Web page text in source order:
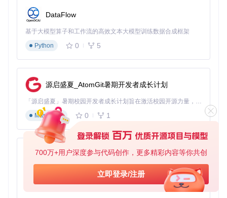
700万+用户深度参与代码创作，更多精彩内容等你共创
立即登录/注册
式"）
保存配置
💡专家提示：修改设置后需要重启游戏和DLSS Swapper才能
使配置生效。建议在修改前备份当前注册表项，以便出现问题
时快速恢复。
多游戏批量管理
DLSS Swapper支持同时配置多个游戏的指示器状态，提高管
理效率：
选择多个游戏
在主界面按住Ctrl键并点击游戏卡片，选择需要批量配
DataFlow
基于大模型算子和工作流的高效文本大模型训练数据合成框架
Python
0 5
源启盛夏_AtomGit暑期开发者成长计划
「源启盛夏」暑期校园开发者成长计划旨在激活校园开源力量，通过积分激励、认证扶持、资源倾斜等形式，引导高校组织和开发者完成「入驻 — 建项目 — 做贡献 — 获认证 — 得资源」的完整闭环。无论你是想带领社团入驻平台的组织者，还是希望用代码贡献证明自己的开发者，都能在这里找到属于你的成长路径。
Markdown
0 1
py-xiaozhi
基于Python的Xiaozhi AI，适用于想要完整Xiaozhi体验而无需拥有专用硬件的用户。
Python
0 1